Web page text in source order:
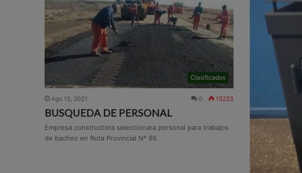
Clasificados
Ago 15, 2021 0 15223
BUSQUEDA DE PERSONAL
Empresa constructora seleccionara personal para trabajos
de bacheo en Ruta Provincial Nº 86.